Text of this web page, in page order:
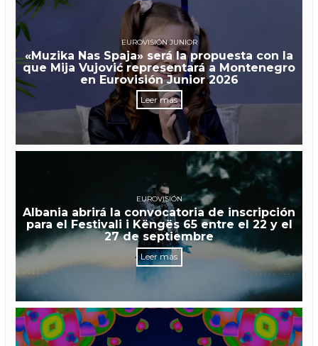
EUROVISIÓN JUNIOR
«Muzika Nas Spaja» será la propuesta con la
que Mija Vujović representará a Montenegro
en Eurovisión Junior 2026
Leer más
EUROVISIÓN
Albania abrirá la convocatoria de inscripción
para el Festivali i Këngës 65 entre el 22 y el
27 de septiembre
Leer más